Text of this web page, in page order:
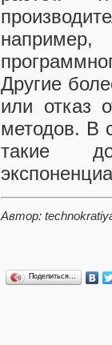
Другие
или отказ
методов. В
такие
Автор:
Поделиться…